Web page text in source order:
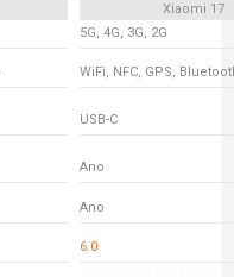
Xiaomi 17
5G, 4G, 3G, 2G
WiFi, NFC, GPS,
USB-C
Ano
Ano
6.0